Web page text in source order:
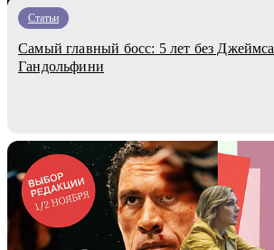
Статьи
Самый главный босс: 5 лет без Джеймса
Гандольфини